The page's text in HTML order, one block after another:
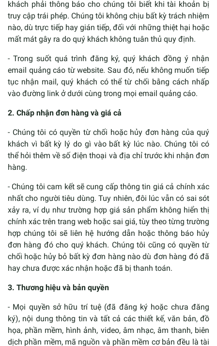
khách phải thông báo cho chúng tôi biết khi tài khoản bị
truy cập trái phép. Chúng tôi không chịu bất kỳ trách nhiệm
nào, dù trực tiếp hay gián tiếp, đối với những thiệt hại hoặc
mất mát gây ra do quý khách không tuân thủ quy định.
- Trong suốt quá trình đăng ký, quý khách đồng ý nhận
email quảng cáo từ website. Sau đó, nếu không muốn tiếp
tục nhận mail, quý khách có thể từ chối bằng cách nhấp
vào đường link ở dưới cùng trong mọi email quảng cáo.
2. Chấp nhận đơn hàng và giá cả
- Chúng tôi có quyền từ chối hoặc hủy đơn hàng của quý
khách vì bất kỳ lý do gì vào bất kỳ lúc nào. Chúng tôi có
thể hỏi thêm về số điện thoại và địa chỉ trước khi nhận đơn
hàng.
- Chúng tôi cam kết sẽ cung cấp thông tin giá cả chính xác
nhất cho người tiêu dùng. Tuy nhiên, đôi lúc vẫn có sai sót
xảy ra, ví dụ như trường hợp giá sản phẩm không hiển thị
chính xác trên trang web hoặc sai giá, tùy theo từng trường
hợp chúng tôi sẽ liên hệ hướng dẫn hoặc thông báo hủy
đơn hàng đó cho quý khách. Chúng tôi cũng có quyền từ
chối hoặc hủy bỏ bất kỳ đơn hàng nào dù đơn hàng đó đã
hay chưa được xác nhận hoặc đã bị thanh toán.
3. Thương hiệu và bản quyền
- Mọi quyền sở hữu trí tuệ (đã đăng ký hoặc chưa đăng
ký), nội dung thông tin và tất cả các thiết kế, văn bản, đồ
họa, phần mềm, hình ảnh, video, âm nhạc, âm thanh, biên
dịch phần mềm, mã nguồn và phần mềm cơ bản đều là tài